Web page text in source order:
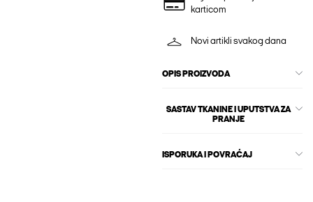
karticom
Novi artikli svakog dana
OPIS PROIZVODA
SASTAV TKANINE I UPUTSTVA ZA
PRANJE
ISPORUKA I POVRAĆAJ